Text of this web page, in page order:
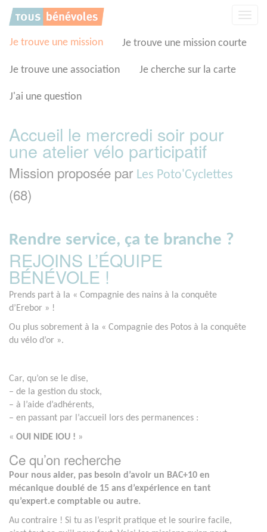
Je trouve une mission Je trouve une mission courte
Je trouve une association Je cherche sur la carte
J'ai une question
Accueil le mercredi soir pour
une atelier vélo participatif
Mission proposée par Les Poto'Cyclettes
(68)
Rendre service, ça te branche ?
REJOINS L’ÉQUIPE
BÉNÉVOLE !
Prends part à la « Compagnie des nains à la conquête
d’Erebor » !
Ou plus sobrement à la « Compagnie des Potos à la conquête
du vélo d’or ».
Car, qu’on se le dise,
– de la gestion du stock,
– à l’aide d’adhérents,
– en passant par l’accueil lors des permanences :
« OUI NIDE IOU ! »
Ce qu’on recherche
Pour nous aider, pas besoin d’avoir un BAC+10 en
mécanique doublé de 15 ans d’expérience en tant
qu’expert.e comptable ou autre.
Au contraire ! Si tu as l’esprit pratique et le sourire facile,
Panneau de gestion des cookies